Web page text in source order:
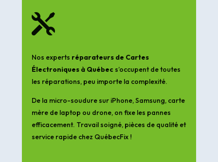

Nos experts réparateurs de Cartes
Électroniques à Québecs’occupent de toutes
les réparations, peu importe la complexité.
De la micro-soudure sur iPhone, Samsung, carte
mère de laptop ou drone, on fixe les pannes
efficacement. Travail soigné, pièces de qualité et
service rapide chez QuébecFix !